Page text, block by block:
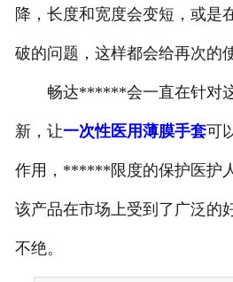
降，长度和宽度会变短，或是
破的问题，这样都会给再次的
畅达******会一直在针对这
新，让一次性医用薄膜手套可
作用，******限度的保护医护
该产品在市场上受到了广泛的
不绝。